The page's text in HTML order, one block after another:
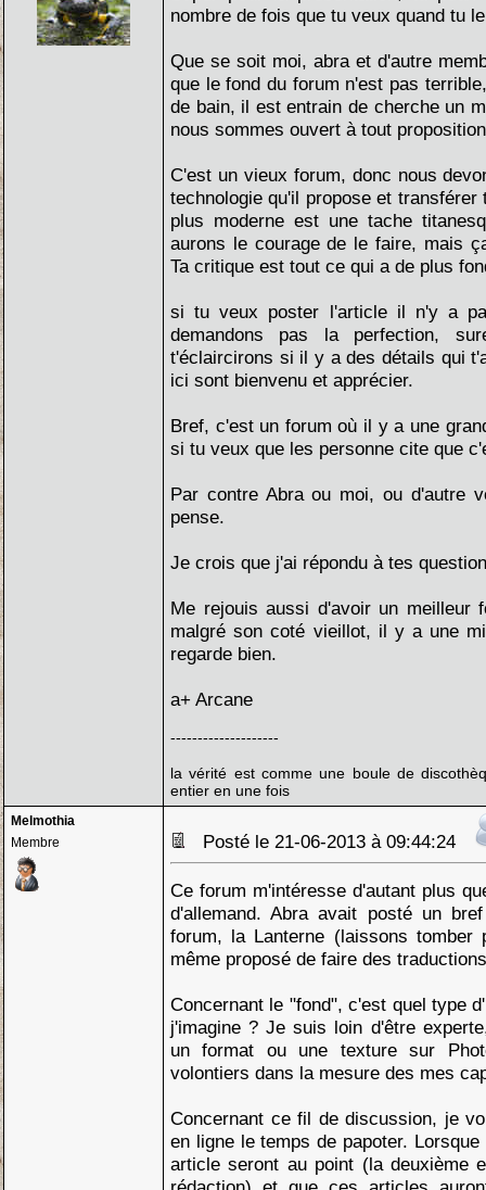
nombre de fois que tu veux quand tu
Que se soit moi, abra et d'autre
que le fond du forum n'est pas
de bain, il est entrain de cherche un
nous sommes ouvert à tout
C'est un vieux forum, donc nous
technologie qu'il propose et
plus moderne est une tache
aurons le courage de le faire, mais
Ta critique est tout ce qui a de plus
si tu veux poster l'article il n'y a
demandons pas la perfection,
t'éclaircirons si il y a des détails qui
ici sont bienvenu et apprécier.
Bref, c'est un forum où il y a une
si tu veux que les personne cite que
Par contre Abra ou moi, ou d'autre
pense.
Je crois que j'ai répondu à tes
Me rejouis aussi d'avoir un meilleur
malgré son coté vieillot, il y a une
regarde bien.
a+ Arcane
--------------------
la vérité est comme une boule de
entier en une fois
Melmothia
Membre
Posté le 21-06-2013 à 09:44:24
Ce forum m'intéresse d'autant plus
d'allemand. Abra avait posté un
forum, la Lanterne (laissons
même proposé de faire des
Concernant le "fond", c'est quel type
j'imagine ? Je suis loin d'être
un format ou une texture sur
volontiers dans la mesure des mes
Concernant ce fil de discussion, je
en ligne le temps de papoter.
article seront au point (la deuxième